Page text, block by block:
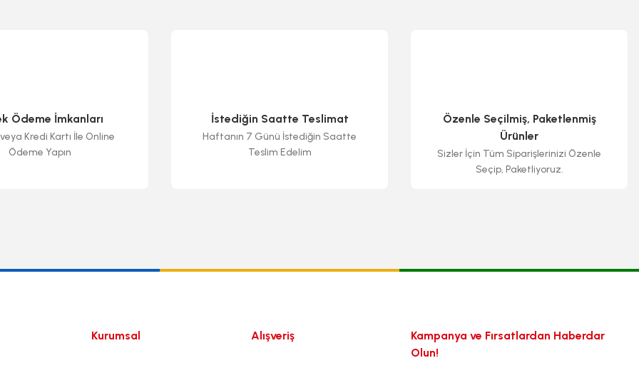
Ödeme İmkanları
Kredi Kartı İle Online
Ödeme Yapın
İstediğin Saatte Teslimat
Haftanın 7 Günü İstediğin Saatte
Teslim Edelim
Özenle Seçilmiş, Paketlenmiş
Ürünler
Sizler İçin Tüm Siparişlerinizi Özenle
Seçip, Paketliyoruz.
Kurumsal Alışveriş
Kampanya ve Fırsatlardan Haberdar
Olun!